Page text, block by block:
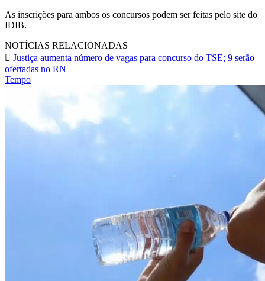
As inscrições para ambos os concursos podem ser feitas pelo site do
IDIB.
NOTÍCIAS RELACIONADAS
Justiça aumenta número de vagas para concurso do TSE; 9 serão
ofertadas no RN
Tempo